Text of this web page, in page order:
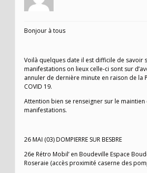
Bonjour à tous
Voilà quelques date il est difficile de savoir
manifestations on lieux celle-ci sont sur
annuler de dernière minute en raison de la
COVID 19.
Attention bien se renseigner sur le maintien
manifestations.
26 MAI (03) DOMPIERRE SUR BESBRE
26e Rétro Mobil’ en Boudeville Espace
Roseraie (accès proximité caserne des